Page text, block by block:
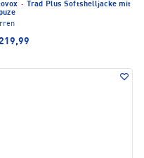
·
Trad Plus Softshelljacke mit